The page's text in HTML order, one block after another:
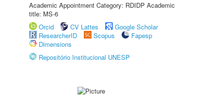
Academic Appointment Category: RDIDP Academic
title: MS-6
Orcid
CV Lattes
Google Scholar
ResearcherID
Scopus
Fapesp
Dimensions
Repositório Institucional UNESP